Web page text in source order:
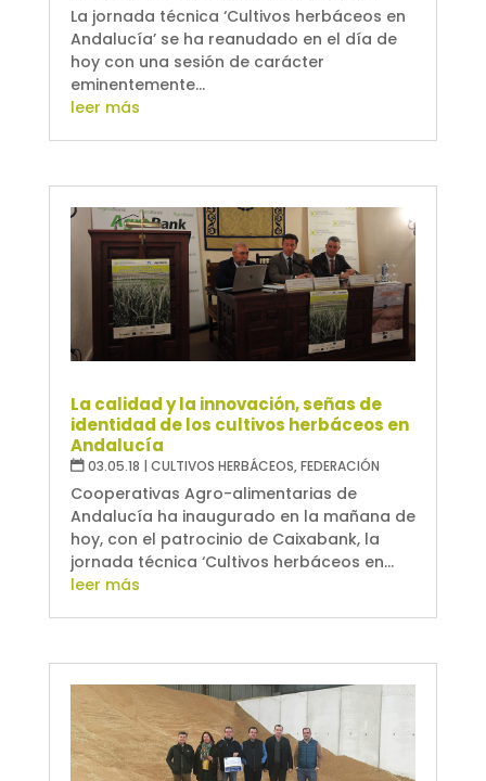
La jornada técnica ‘Cultivos herbáceos en
Andalucía’ se ha reanudado en el día de
hoy con una sesión de carácter
eminentemente...
leer más
La calidad y la innovación, señas de
identidad de los cultivos herbáceos en
Andalucía
03.05.18 | CULTIVOS HERBÁCEOS,FEDERACIÓN
Cooperativas Agro-alimentarias de
Andalucía ha inaugurado en la mañana de
hoy, con el patrocinio de Caixabank, la
jornada técnica ‘Cultivos herbáceos en...
leer más